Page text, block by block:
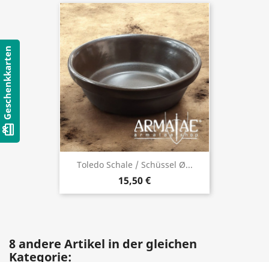
Toledo Schale / Schüssel Ø...
15,50 €
8 andere Artikel in der gleichen
Kategorie:
card_giftcard
Geschenkkarten